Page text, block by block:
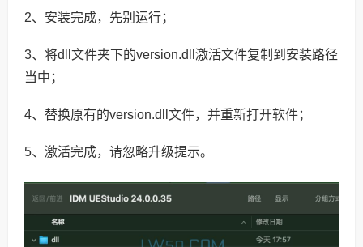
2、安装完成，先别运行；
3、将dll文件夹下的version.dll激活文件复制到安装路径
当中；
4、替换原有的version.dll文件，并重新打开软件；
5、激活完成，请忽略升级提示。